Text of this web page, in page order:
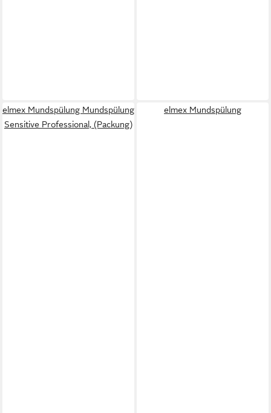
elmex Mundspülung Mundspülung
Sensitive Professional, (Packung)
elmex Mundspülung